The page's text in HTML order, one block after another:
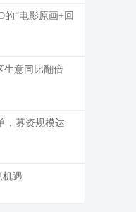
“电影原画+回
生意同比翻倍
，募资规模达
机遇